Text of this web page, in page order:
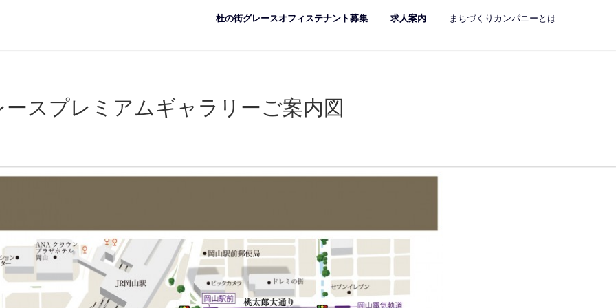
杜の街グレースオフィステナント募集 求人案内 まちづくりカンパニーとは
ースプレミアムギャラリーご案内図